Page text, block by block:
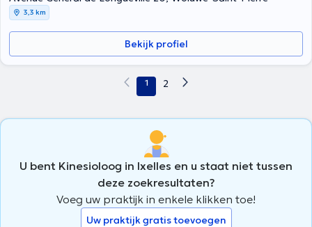
3,3 km
Bekijk profiel
1 2
U bent Kinesioloog in Ixelles en u staat niet tussen
deze zoekresultaten?
Voeg uw praktijk in enkele klikken toe!
Uw praktijk gratis toevoegen